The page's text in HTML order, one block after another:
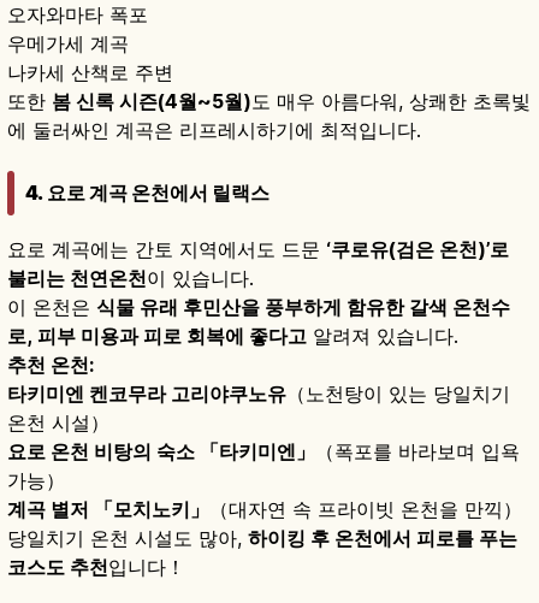
오자와마타 폭포
우메가세 계곡
나카세 산책로 주변
또한 봄 신록 시즌(4월~5월)도 매우 아름다워, 상쾌한 초록빛
에 둘러싸인 계곡은 리프레시하기에 최적입니다.
4. 요로 계곡 온천에서 릴랙스
요로 계곡에는 간토 지역에서도 드문 ‘쿠로유(검은 온천)’로
불리는 천연온천이 있습니다.
이 온천은 식물 유래 후민산을 풍부하게 함유한 갈색 온천수
로, 피부 미용과 피로 회복에 좋다고 알려져 있습니다.
추천 온천:
타키미엔 켄코무라 고리야쿠노유 （노천탕이 있는 당일치기
온천 시설）
요로 온천 비탕의 숙소 「타키미엔」
（폭포를 바라보며 입욕
가능）
계곡 별저 「모치노키」
（대자연 속 프라이빗 온천을 만끽）
당일치기 온천 시설도 많아, 하이킹 후 온천에서 피로를 푸는
코스도 추천입니다！